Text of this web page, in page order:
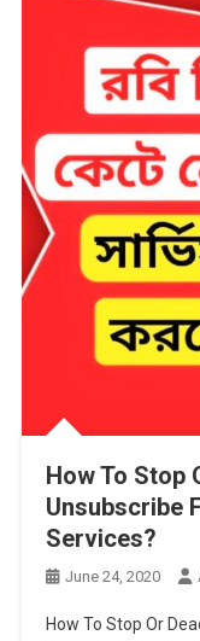
How To Stop
Unsubscribe
Services?
June 24, 2020
How To Stop Or